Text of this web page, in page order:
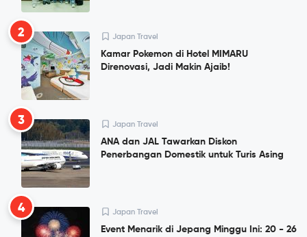
2 Japan Travel
Kamar Pokemon di Hotel MIMARU
Direnovasi, Jadi Makin Ajaib!
3 Japan Travel
ANA dan JAL Tawarkan Diskon
Penerbangan Domestik untuk Turis Asing
4 Japan Travel
Event Menarik di Jepang Minggu Ini: 20 - 26